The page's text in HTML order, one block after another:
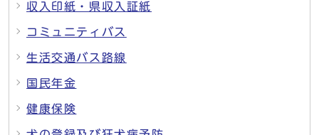
収入印紙・県収入証紙
コミュニティバス
生活交通バス路線
国民年金
健康保険